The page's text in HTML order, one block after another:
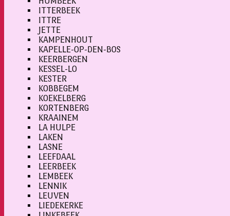
ITTERBEEK
ITTRE
JETTE
KAMPENHOUT
KAPELLE-OP-DEN-BOS
KEERBERGEN
KESSEL-LO
KESTER
KOBBEGEM
KOEKELBERG
KORTENBERG
KRAAINEM
LA HULPE
LAKEN
LASNE
LEEFDAAL
LEERBEEK
LEMBEEK
LENNIK
LEUVEN
LIEDEKERKE